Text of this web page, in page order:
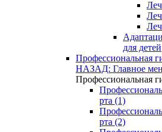
для детей
Профессиональная
НАЗАД: Главное
Профессиональная
рта (1)
рта (2)